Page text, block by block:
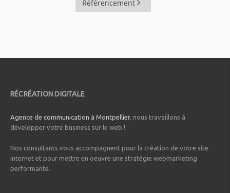
Référencement
RÉCRÉATION DIGITALE
Agence de communication à Montpellier, nous travaillons à
développer votre business sur le web !
Nos consultants vous accompagnent pour la création de votre site
internet et pour mettre en oeuvre une stratégie webmarketing
performante.